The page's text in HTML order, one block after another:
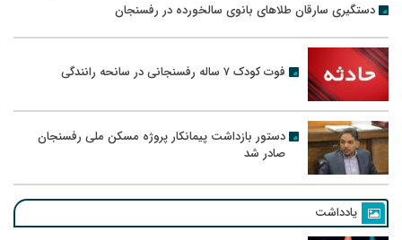
دستگیری سارقان طلاهای بانوی سالخورده در رفسنجان
فوت کودک ۷ ساله رفسنجانی در سانحه رانندگی
دستور بازداشت پیمانکار پروژه مسکن ملی رفسنجان
صادر شد
یادداشت